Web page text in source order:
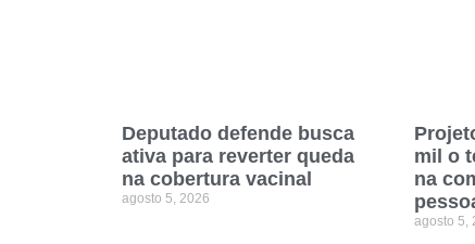
Deputado defende busca
ativa para reverter queda
na cobertura vacinal
agosto 5, 2026
mil o
na
agosto 5,